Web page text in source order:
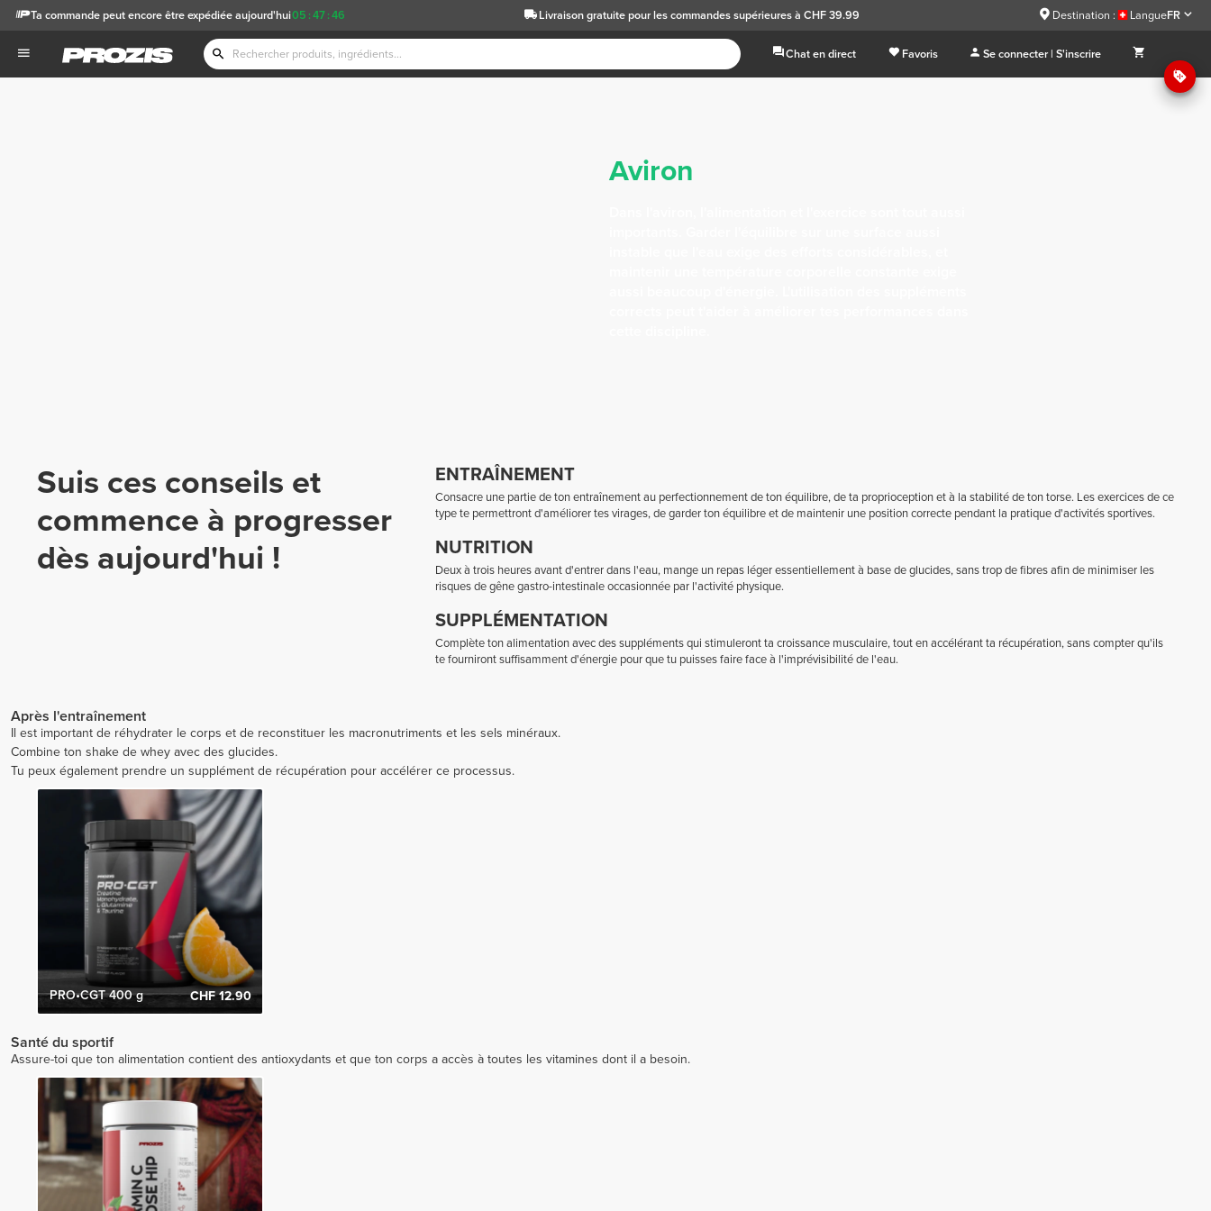
05 :47 :46
Ta commande peut encore être expédiée aujourd'hui Livraison gratuitepour les commandes supérieures à CHF 39.99 Destination : LangueFR
Chat en direct Favoris Se connecter | S'inscrire
Aviron
Suis ces conseils et
commence à progresser
dès aujourd'hui !
ENTRAÎNEMENT
Consacre une partie de ton entraînement au perfectionnement de ton équilibre, de ta proprioception et à la stabilité de ton torse. Les exercices de ce
type te permettront d'améliorer tes virages, de garder ton équilibre et de maintenir une position correcte pendant la pratique d'activités sportives.
NUTRITION
Deux à trois heures avant d'entrer dans l'eau, mange un repas léger essentiellement à base de glucides, sans trop de fibres afin de minimiser les
risques de gêne gastro-intestinale occasionnée par l'activité physique.
SUPPLÉMENTATION
Complète ton alimentation avec des suppléments qui stimuleront ta croissance musculaire, tout en accélérant ta récupération, sans compter qu'ils
te fourniront suffisamment d'énergie pour que tu puisses faire face à l'imprévisibilité de l'eau.
Après l'entraînement
Il est important de réhydrater le corps et de reconstituer les macronutriments et les sels minéraux.
Combine ton shake de whey avec des glucides.
Tu peux également prendre un supplément de récupération pour accélérer ce processus.
PRO•CGT 400 g CHF 12.90
Santé du sportif
Assure-toi que ton alimentation contient des antioxydants et que ton corps a accès à toutes les vitamines dont il a besoin.